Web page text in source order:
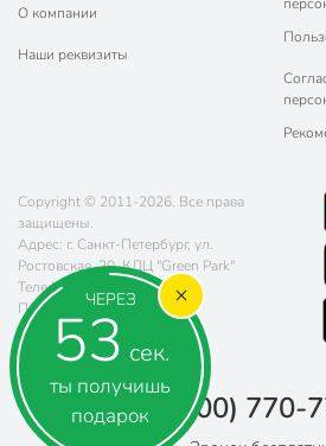
ЧЕРЕЗ
53 сек.
ты получишь
подарок
О компании
Наши реквизиты
Copyright © 2011-2026. Все права
защищены.
Адрес: г. Санкт-Петербург, ул.
Ростовская, 20, КДЦ "Green Park"
Телефон:
8 (800) 770-77-06
Почта:
sales@poryadok.ru
8 (800) 770-